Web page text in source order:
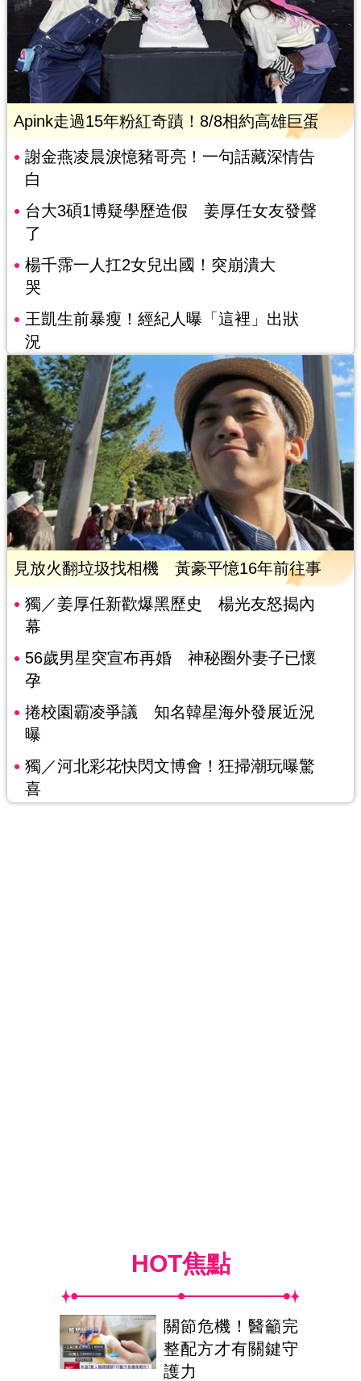
Apink走過15年粉紅奇蹟！8/8相約高雄巨蛋
謝金燕凌晨淚憶豬哥亮！一句話藏深情告
白
台大3碩1博疑學歷造假 姜厚任女友發聲
了
楊千霈一人扛2女兒出國！突崩潰大
哭
王凱生前暴瘦！經紀人曝「這裡」出狀
況
見放火翻垃圾找相機 黃豪平憶16年前往事
獨／姜厚任新歡爆黑歷史 楊光友怒揭內
幕
56歲男星突宣布再婚 神秘圈外妻子已懷
孕
捲校園霸凌爭議 知名韓星海外發展近況
曝
獨／河北彩花快閃文博會！狂掃潮玩曝驚
喜
HOT焦點
關節危機！醫籲完
整配方才有關鍵守
護力